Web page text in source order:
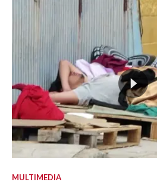
MULTIMEDIA